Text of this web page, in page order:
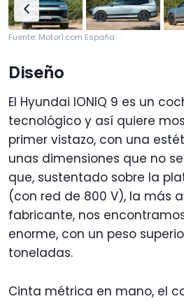
Fuente: Motor1.com España
Diseño
El Hyundai IONIQ 9 es un
tecnológico y así quiere
primer vistazo, con una
unas dimensiones que no
que, sustentado sobre la
(con red de 800 V), la más
fabricante, nos
enorme, con un peso
toneladas.
Cinta métrica en mano, el